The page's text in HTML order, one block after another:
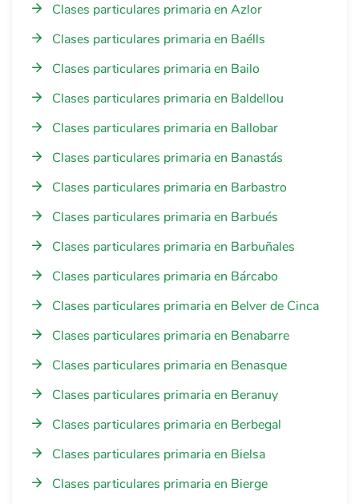
Clases particulares primaria en Azlor
Clases particulares primaria en Baélls
Clases particulares primaria en Bailo
Clases particulares primaria en Baldellou
Clases particulares primaria en Ballobar
Clases particulares primaria en Banastás
Clases particulares primaria en Barbastro
Clases particulares primaria en Barbués
Clases particulares primaria en Barbuñales
Clases particulares primaria en Bárcabo
Clases particulares primaria en Belver de Cinca
Clases particulares primaria en Benabarre
Clases particulares primaria en Benasque
Clases particulares primaria en Beranuy
Clases particulares primaria en Berbegal
Clases particulares primaria en Bielsa
Clases particulares primaria en Bierge